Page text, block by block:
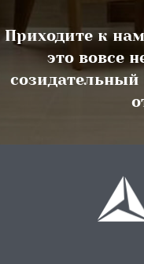
Приходите к
это вовсе
созидательный